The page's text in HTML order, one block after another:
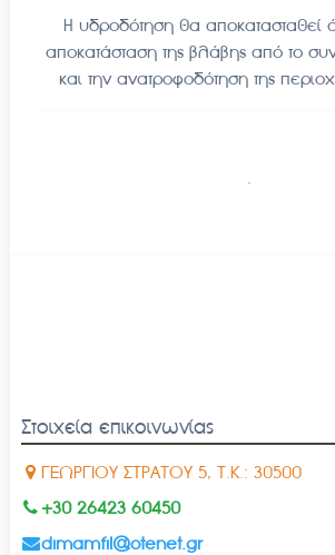
Η υδροδότηση θα αποκατασταθεί
αποκατάσταση της βλάβης από το
και την ανατροφοδότηση της
.
Στοιχεία επικοινωνίας
ΓΕΩΡΓΙΟΥ ΣΤΡΑΤΟΥ 5, Τ.Κ.: 30500
+30 26423 60450
dimamfil@otenet.gr